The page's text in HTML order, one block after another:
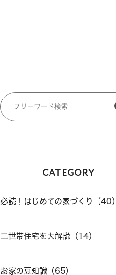
CATEGORY
必読！はじめての家づくり（40）
二世帯住宅を大解説（14）
お家の豆知識（65）